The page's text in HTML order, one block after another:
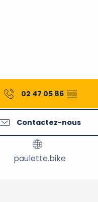
02 47 05 86 ▒▒
Contactez-nous
paulette.bike